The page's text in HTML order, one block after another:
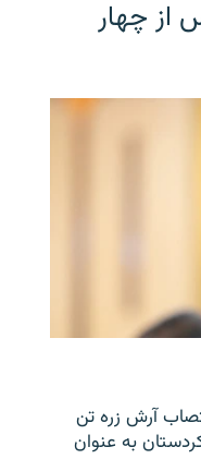
از چهار
آرش زره تن
به عنوان